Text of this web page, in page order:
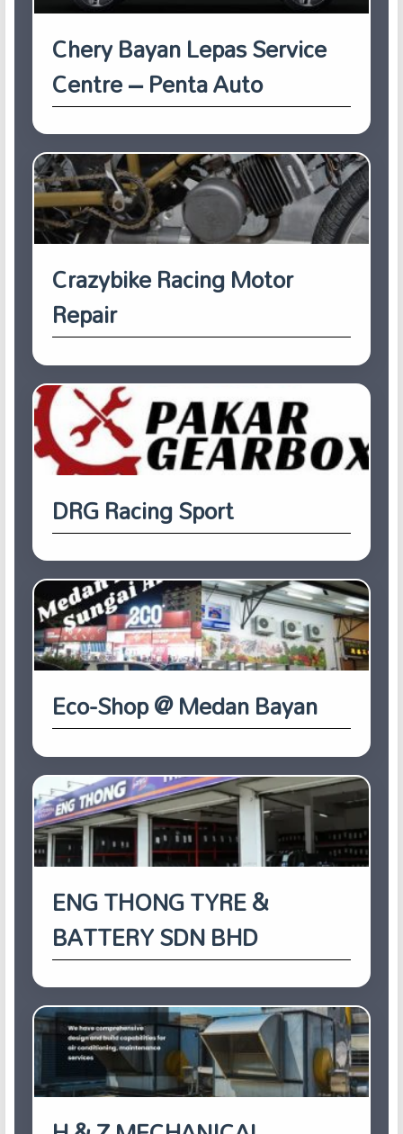
Chery Bayan Lepas Service
Centre – Penta Auto
Crazybike Racing Motor
Repair
DRG Racing Sport
Eco-Shop @ Medan Bayan
ENG THONG TYRE &
BATTERY SDN BHD